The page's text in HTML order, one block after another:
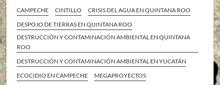
CAMPECHE CINTILLO
CRISIS DEL AGUA EN QUINTANA ROO
DESPOJO DE TIERRAS EN QUINTANA ROO
DESTRUCCIÓN Y CONTAMINACIÓN AMBIENTAL EN QUINTANA
ROO
DESTRUCCIÓN Y CONTAMINACIÓN AMBIENTAL EN YUCATÁN
ECOCIDIO EN CAMPECHE
MEGAPROYECTOS